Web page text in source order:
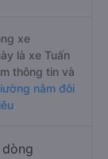
xe
là xe Tuấn
thông tin và
nằm đôi